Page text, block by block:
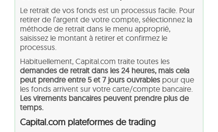
Le retrait de vos fonds est un processus facile. Pour
retirer de l’argent de votre compte, sélectionnez la
méthode de retrait dans le menu approprié,
saisissez le montant à retirer et confirmez le
processus.
Habituellement, Capital.com traite toutes les
demandes de retrait dans les 24 heures, mais cela
peut prendre entre 5 et 7 jours ouvrables pour que
les fonds arrivent sur votre carte/compte bancaire.
Les virements bancaires peuvent prendre plus de
temps.
Capital.com plateformes de trading